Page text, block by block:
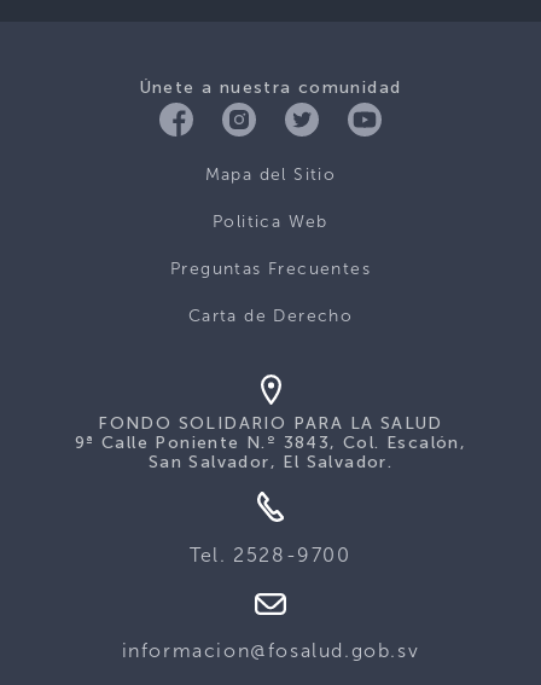
Únete a nuestra comunidad
Mapa del Sitio
Politica Web
Preguntas Frecuentes
Carta de Derecho
FONDO SOLIDARIO PARA LA SALUD
9ª Calle Poniente N.º 3843, Col. Escalón,
San Salvador, El Salvador.
Tel. 2528-9700
informacion@fosalud.gob.sv